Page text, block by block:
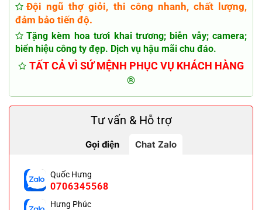
Đội ngũ thợ giỏi, thi công nhanh, chất lượng,
đảm bảo tiến độ.
Tặng kèm hoa tươi khai trương; biễn vẫy; camera;
biển hiệu công ty đẹp. Dịch vụ hậu mãi chu đáo.
TẤT CẢ VÌ SỨ MỆNH PHỤC VỤ KHÁCH HÀNG
®
Tư vấn & Hỗ trợ
Gọi điện Chat Zalo
Quốc Hưng
0706345568
Hưng Phúc